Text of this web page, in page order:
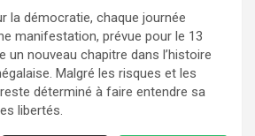
la démocratie, chaque journée
manifestation, prévue pour le 13
un nouveau chapitre dans l’histoire
Malgré les risques et les
déterminé à faire entendre sa
libertés.